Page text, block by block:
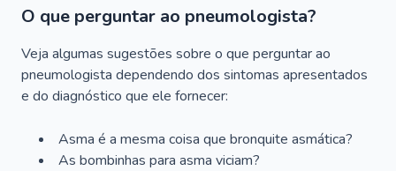
O que perguntar ao pneumologista?
Veja algumas sugestões sobre o que perguntar ao
pneumologista dependendo dos sintomas apresentados
e do diagnóstico que ele fornecer:
Asma é a mesma coisa que bronquite asmática?
As bombinhas para asma viciam?